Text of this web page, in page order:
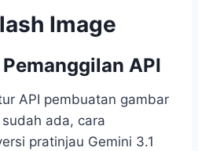
Image
API
API pembuatan gambar
ada, cara
pratinjau Gemini 3.1